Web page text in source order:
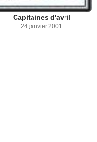
Capitaines d'avril
24 janvier 2001